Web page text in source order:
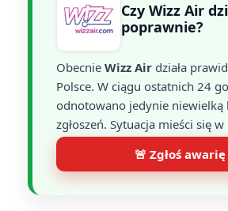
Czy Wizz Air
poprawnie?
Obecnie Wizz Air działa
Polsce. W ciągu ostatnich 24
odnotowano jedynie niewielką
zgłoszeń. Sytuacja mieści się
🚨 Zgłoś awarię